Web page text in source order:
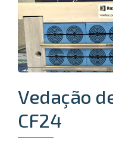
Vedação
CF24